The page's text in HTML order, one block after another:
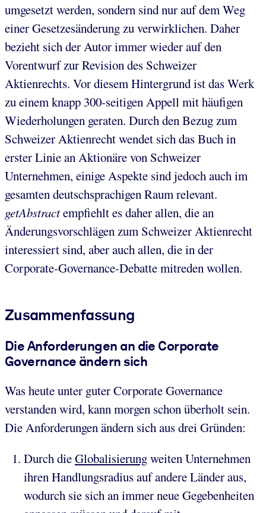
umgesetzt werden, sondern sind nur auf dem Weg
einer Gesetzesänderung zu verwirklichen. Daher
bezieht sich der Autor immer wieder auf den
Vorentwurf zur Revision des Schweizer
Aktienrechts. Vor diesem Hintergrund ist das Werk
zu einem knapp 300-seitigen Appell mit häufigen
Wiederholungen geraten. Durch den Bezug zum
Schweizer Aktienrecht wendet sich das Buch in
erster Linie an Aktionäre von Schweizer
Unternehmen, einige Aspekte sind jedoch auch im
gesamten deutschsprachigen Raum relevant.
getAbstractempfiehlt es daher allen, die an
Änderungsvorschlägen zum Schweizer Aktienrecht
interessiert sind, aber auch allen, die in der
Corporate-Governance-Debatte mitreden wollen.
Zusammenfassung
Die Anforderungen an die Corporate
Governance ändern sich
Was heute unter guter Corporate Governance
verstanden wird, kann morgen schon überholt sein.
Die Anforderungen ändern sich aus drei Gründen:
Durch dieGlobalisierungweiten Unternehmen
ihren Handlungsradius auf andere Länder aus,
wodurch sie sich an immer neue Gegebenheiten